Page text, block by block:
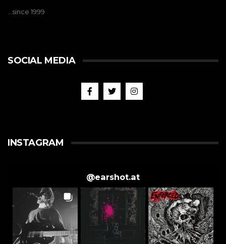
…since 1999
SOCIAL MEDIA
INSTAGRAM
@earshot.at